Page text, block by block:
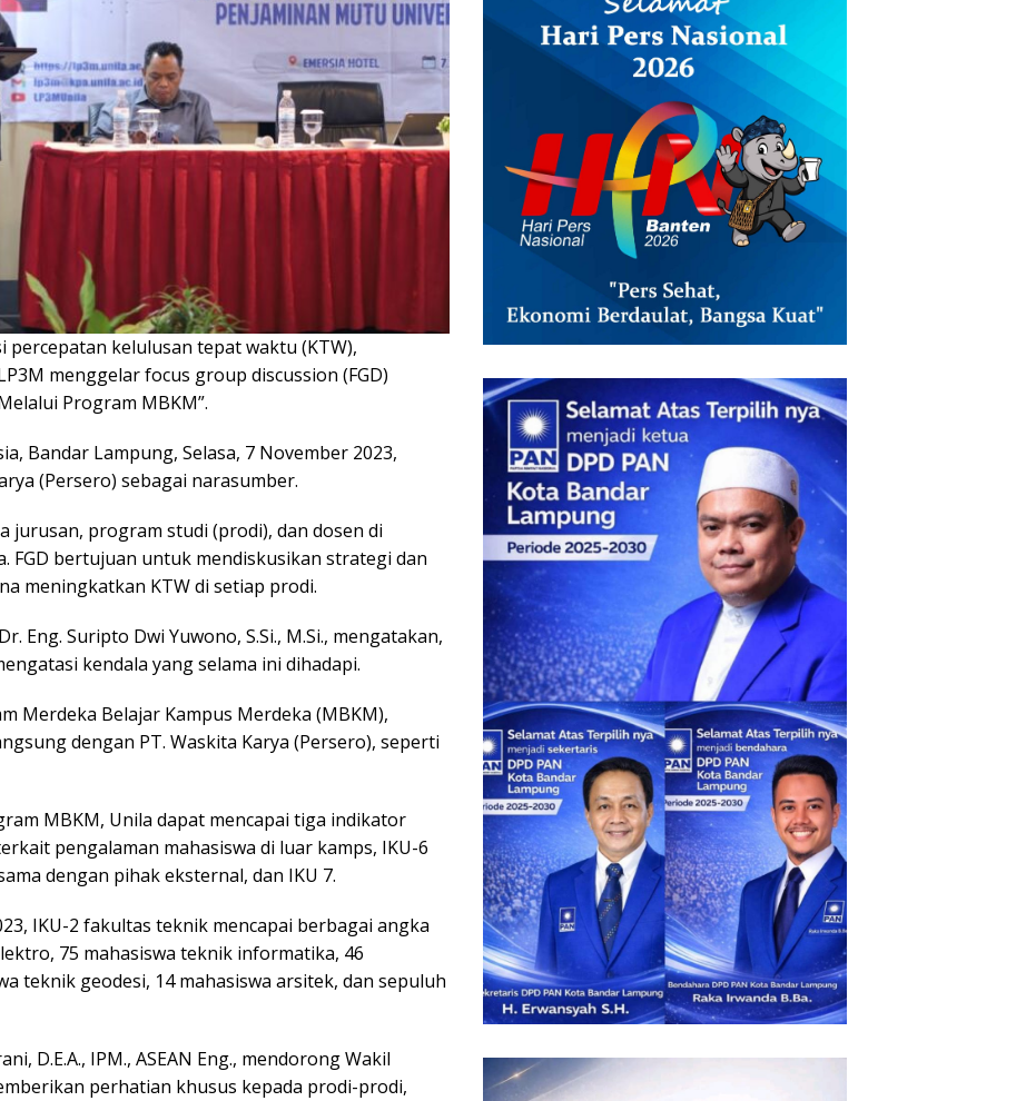
percepatan kelulusan tepat waktu (KTW),
menggelar focus group discussion (FGD)
Program MBKM”.
Bandar Lampung, Selasa, 7 November 2023,
(Persero) sebagai narasumber.
jurusan, program studi (prodi), dan dosen di
FGD bertujuan untuk mendiskusikan strategi dan
meningkatkan KTW di setiap prodi.
Eng. Suripto Dwi Yuwono, S.Si., M.Si., mengatakan,
kendala yang selama ini dihadapi.
Merdeka Belajar Kampus Merdeka (MBKM),
dengan PT. Waskita Karya (Persero), seperti
MBKM, Unila dapat mencapai tiga indikator
pengalaman mahasiswa di luar kamps, IKU-6
dengan pihak eksternal, dan IKU 7.
IKU-2 fakultas teknik mencapai berbagai angka
75 mahasiswa teknik informatika, 46
teknik geodesi, 14 mahasiswa arsitek, dan sepuluh
D.E.A., IPM., ASEAN Eng., mendorong Wakil
perhatian khusus kepada prodi-prodi,